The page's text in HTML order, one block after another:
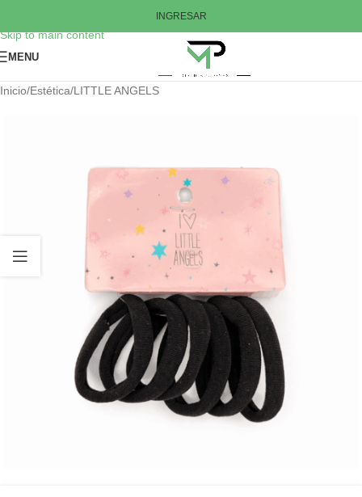
Skip to main content
INGRESAR
MENU
Inicio/Estética/LITTLE ANGELS